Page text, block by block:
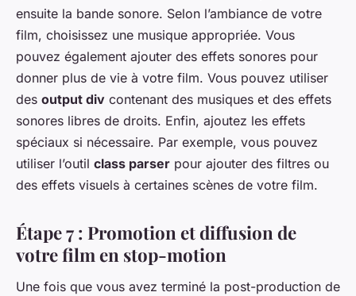
ensuite la bande sonore. Selon l’ambiance de votre
film, choisissez une musique appropriée. Vous
pouvez également ajouter des effets sonores pour
donner plus de vie à votre film. Vous pouvez utiliser
des output div contenant des musiques et des effets
sonores libres de droits. Enfin, ajoutez les effets
spéciaux si nécessaire. Par exemple, vous pouvez
utiliser l’outil class parser pour ajouter des filtres ou
des effets visuels à certaines scènes de votre film.
Étape 7 : Promotion et diffusion de
votre film en stop-motion
Une fois que vous avez terminé la post-production de